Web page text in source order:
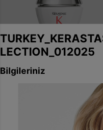
Masque Filler Réparateur
Kırılma Karşıtı Onarım
Sağlayan Bakım Maskesi